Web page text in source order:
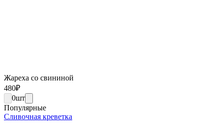
Жареха со свининой
480₽
0шт
Популярные
Сливочная креветка